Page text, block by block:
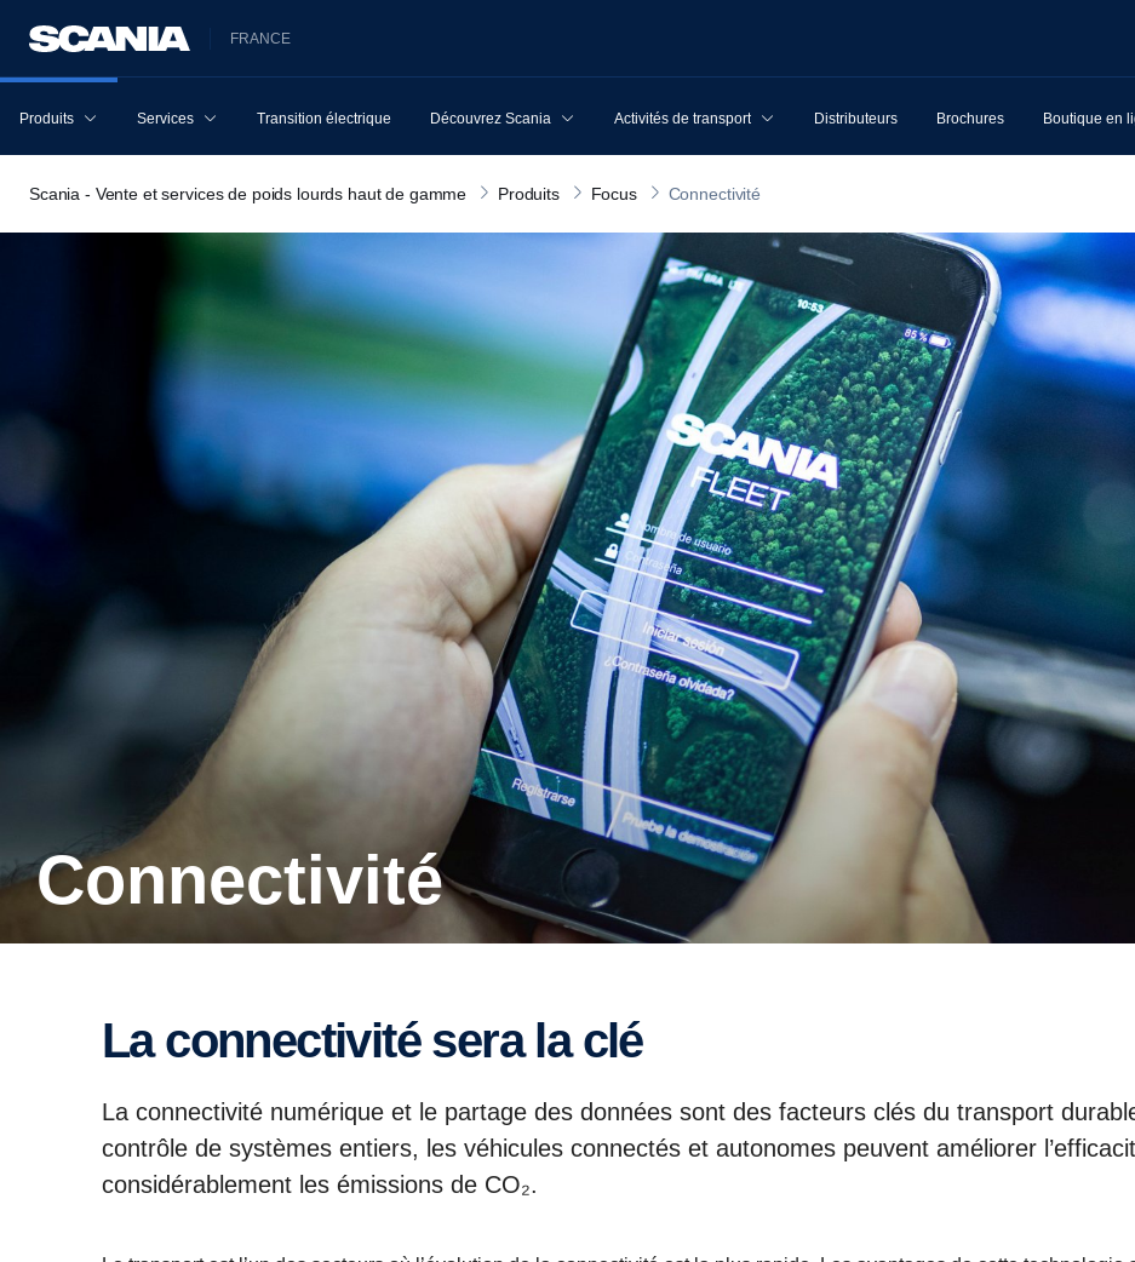
FRANCE
Produits Services Transition électrique Découvrez Scania Activités de transport Distributeurs Brochures Boutique en
Scania - Vente et services de poids lourds haut de gamme Produits Focus Connectivité
Connectivité
La connectivité sera la clé
La connectivité numérique et le partage des données sont des facteurs clés du transport
contrôle de systèmes entiers, les véhicules connectés et autonomes peuvent améliorer
considérablement les émissions de CO₂.